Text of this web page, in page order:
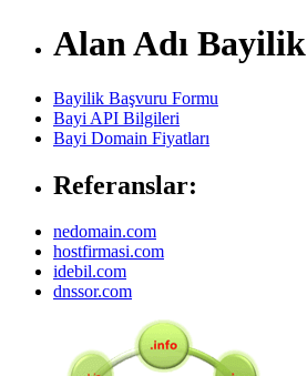
Alan Adı Bayilik
Bayilik Başvuru Formu
Bayi API Bilgileri
Bayi Domain Fiyatları
Referanslar:
nedomain.com
hostfirmasi.com
idebil.com
dnssor.com